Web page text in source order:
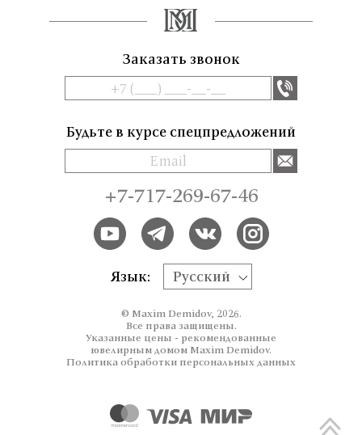
Заказать звонок
Будьте в курсе спецпредложений
+7-717-269-67-46
Язык: Русский
© Maxim Demidov, 2026.
Все права защищены.
Указанные цены - рекомендованные
ювелирным домом Maxim Demidov.
Политика обработки персональных данных